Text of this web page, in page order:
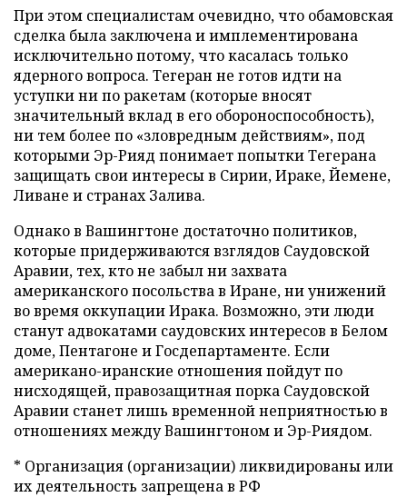
При этом специалистам очевидно, что обамовская
сделка была заключена и имплементирована
исключительно потому, что касалась только
ядерного вопроса. Тегеран не готов идти на
уступки ни по ракетам (которые вносят
значительный вклад в его обороноспособность),
ни тем более по «зловредным действиям», под
которыми Эр-Рияд понимает попытки Тегерана
защищать свои интересы в Сирии, Ираке, Йемене,
Ливане и странах Залива.
Однако в Вашингтоне достаточно политиков,
которые придерживаются взглядов Саудовской
Аравии, тех, кто не забыл ни захвата
американского посольства в Иране, ни унижений
во время оккупации Ирака. Возможно, эти люди
станут адвокатами саудовских интересов в Белом
доме, Пентагоне и Госдепартаменте. Если
американо-иранские отношения пойдут по
нисходящей, правозащитная порка Саудовской
Аравии станет лишь временной неприятностью в
отношениях между Вашингтоном и Эр-Риядом.
* Организация (организации) ликвидированы или
их деятельность запрещена в РФ